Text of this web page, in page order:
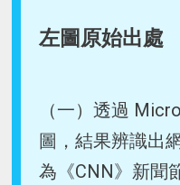
左圖原始出處
（一）透過
圖，結果辨識出
為《CNN》新聞